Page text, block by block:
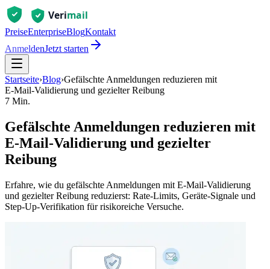
PreiseEnterpriseBlogKontakt
AnmeldenJetzt starten
Startseite›Blog›Gefälschte Anmeldungen reduzieren mit
E‑Mail‑Validierung und gezielter Reibung
7 Min.
Gefälschte Anmeldungen reduzieren mit
E‑Mail‑Validierung und gezielter
Reibung
Erfahre, wie du gefälschte Anmeldungen mit E‑Mail‑Validierung
und gezielter Reibung reduzierst: Rate‑Limits, Geräte‑Signale und
Step‑Up‑Verifikation für risikoreiche Versuche.